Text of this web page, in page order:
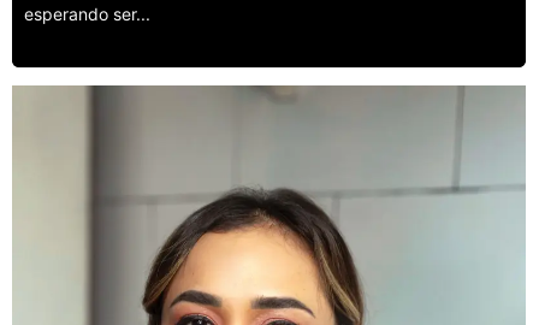
esperando ser...